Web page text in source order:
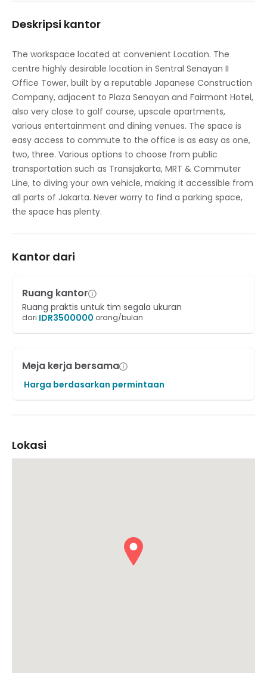
Jaringan transportasi utama
Restoran Makan Siang di Tempat
Parkir
Akses internet berkecepatan tinggi
Kamar mandi
Plafon yang Ditangguhkan
Kontrol suhu
Studio konferensi video
Cuci Kering di Tempat
Deskripsi kantor
The workspace located at convenient Location. The
centre highly desirable location in Sentral Senayan II
Office Tower, built by a reputable Japanese Construction
Company, adjacent to Plaza Senayan and Fairmont Hotel,
also very close to golf course, upscale apartments,
various entertainment and dining venues. The space is
easy access to commute to the office is as easy as one,
two, three. Various options to choose from public
transportation such as Transjakarta, MRT & Commuter
Line, to diving your own vehicle, making it accessible from
all parts of Jakarta. Never worry to find a parking space,
the space has plenty.
Kantor dari
Ruang kantor
Ruang praktis untuk tim segala ukuran
dari IDR3500000 orang/bulan
Meja kerja bersama
Harga berdasarkan permintaan
Lokasi